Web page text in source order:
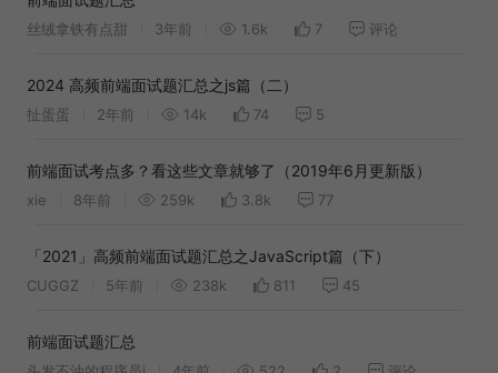
丝绒拿铁有点甜 3年前 1.6k 7 评论
2024 高频前端面试题汇总之js篇（二）
扯蛋蛋 2年前 14k 74 5
前端面试考点多？看这些文章就够了（2019年6月更新版）
xie 8年前 259k 3.8k 77
「2021」高频前端面试题汇总之JavaScript篇（下）
CUGGZ 5年前 238k 811 45
前端面试题汇总